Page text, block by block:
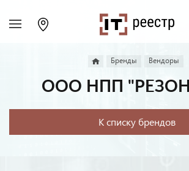
Бренды Вендоры
ООО НПП
К списку брендов